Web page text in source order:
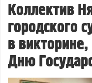
Коллектив
городского
в
Дню